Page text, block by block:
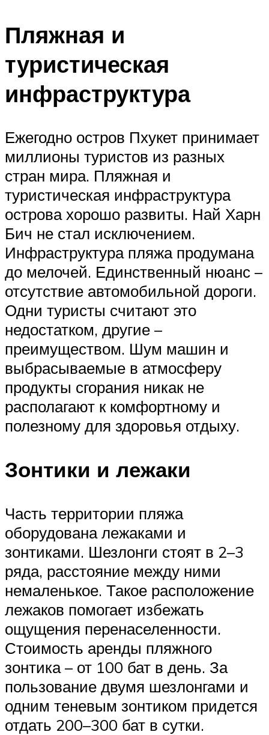
Пляжная и
туристическая
инфраструктура
Ежегодно остров Пхукет принимает
миллионы туристов из разных
стран мира. Пляжная и
туристическая инфраструктура
острова хорошо развиты. Най Харн
Бич не стал исключением.
Инфраструктура пляжа продумана
до мелочей. Единственный нюанс –
отсутствие автомобильной дороги.
Одни туристы считают это
недостатком, другие –
преимуществом. Шум машин и
выбрасываемые в атмосферу
продукты сгорания никак не
располагают к комфортному и
полезному для здоровья отдыху.
Зонтики и лежаки
Часть территории пляжа
оборудована лежаками и
зонтиками. Шезлонги стоят в 2–3
ряда, расстояние между ними
немаленькое. Такое расположение
лежаков помогает избежать
ощущения перенаселенности.
Стоимость аренды пляжного
зонтика – от 100 бат в день. За
пользование двумя шезлонгами и
одним теневым зонтиком придется
отдать 200–300 бат в сутки.